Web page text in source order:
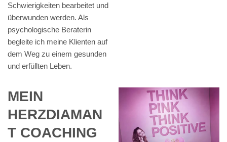
Schwierigkeiten bearbeitet und
überwunden werden. Als
psychologische Beraterin
begleite ich meine Klienten auf
dem Weg zu einem gesunden
und erfüllten Leben.
MEIN
HERZDIAMAN
T COACHING